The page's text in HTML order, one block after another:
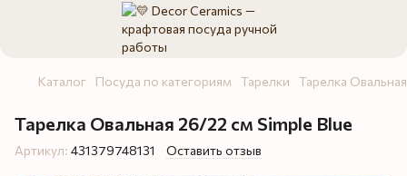
Каталог Посуда по категориям Тарелки Тарелка
Тарелка Овальная 26/22 см Simple Blue
Артикул: 431379748131 Оставить отзыв